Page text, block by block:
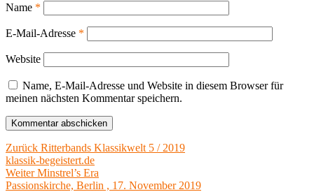
Name *
E-Mail-Adresse *
Website
Name, E-Mail-Adresse und Website in diesem Browser für
meinen nächsten Kommentar speichern.
Beitragsnavigation
Zurück Vorheriger
Beitrag:
Ritterbands Klassikwelt 5 / 2019
klassik-begeistert.de
Weiter Nächster
Beitrag:
Minstrel’s Era
Passionskirche, Berlin , 17. November 2019